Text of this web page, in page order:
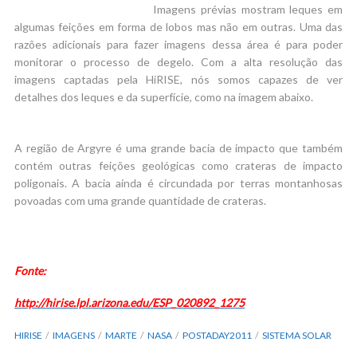
Imagens prévias mostram leques em
algumas feições em forma de lobos mas não em outras. Uma das
razões adicionais para fazer imagens dessa área é para poder
monitorar o processo de degelo. Com a alta resolução das
imagens captadas pela HiRISE, nós somos capazes de ver
detalhes dos leques e da superfície, como na imagem abaixo.
A região de Argyre é uma grande bacia de impacto que também
contém outras feições geológicas como crateras de impacto
poligonais. A bacia ainda é circundada por terras montanhosas
povoadas com uma grande quantidade de crateras.
Fonte:
http://hirise.lpl.arizona.edu/ESP_020892_1275
HIRISE IMAGENS MARTE NASA POSTADAY2011 SISTEMA SOLAR